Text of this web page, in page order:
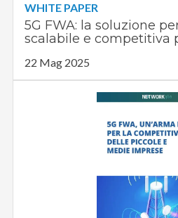
WHITE PAPER
5G FWA: la soluzione
scalabile e competitiva
22 Mag 2025